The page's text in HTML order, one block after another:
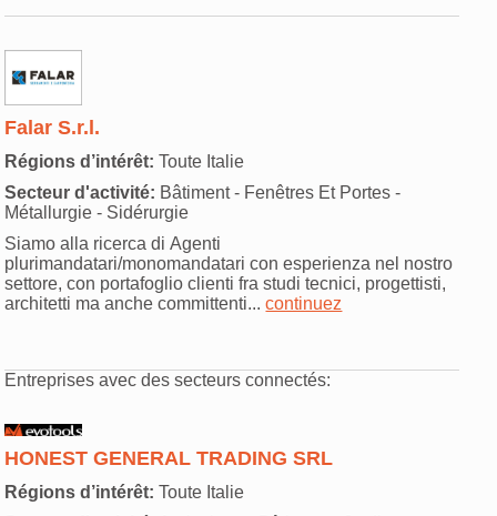
Falar S.r.l.
Régions d’intérêt: Toute Italie
Secteur d'activité: Bâtiment - Fenêtres Et Portes -
Métallurgie - Sidérurgie
Siamo alla ricerca di Agenti
plurimandatari/monomandatari con esperienza nel nostro
settore, con portafoglio clienti fra studi tecnici, progettisti,
architetti ma anche committenti...continuez
Entreprises avec des secteurs connectés:
HONEST GENERAL TRADING SRL
Régions d’intérêt: Toute Italie